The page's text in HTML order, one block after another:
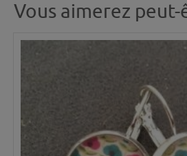
Vous aimerez